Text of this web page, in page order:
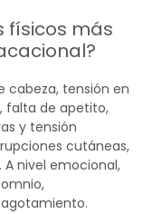
físicos más
cabeza, tensión en
falta de apetito,
y tensión
cutáneas,
nivel emocional,